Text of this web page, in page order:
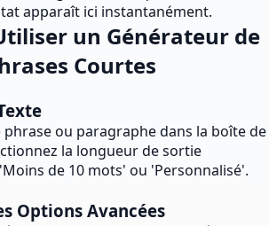
apparaît ici instantanément.
un Générateur de
Courtes
ou paragraphe dans la boîte de
la longueur de sortie
de 10 mots' ou 'Personnalisé'.
Options Avancées